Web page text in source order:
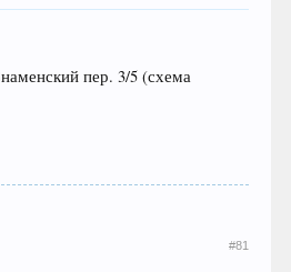
пер. 3/5 (схема
#81